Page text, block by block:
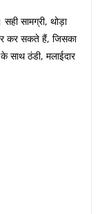
सामग्री, थोड़ा
कर सकते हैं, जिसका
साथ ठंडी, मलाईदार